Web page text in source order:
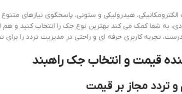
الکترومکانیکی، هیدرولیکی و ستونی، پاسخگوی نیازهای
به شما کمک می کند بهترین نوع جک را انتخاب کنید و هم
تجربه کاربری حرفه ای و راحتی در مدیریت تردد را
قیمت و انتخاب جک راهبند
و تردد مجاز بر قیمت